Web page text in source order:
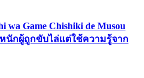
wa Game Chishiki de Musou
หนักผู้ถูกขับไล่แต่ใช้ความรู้จาก